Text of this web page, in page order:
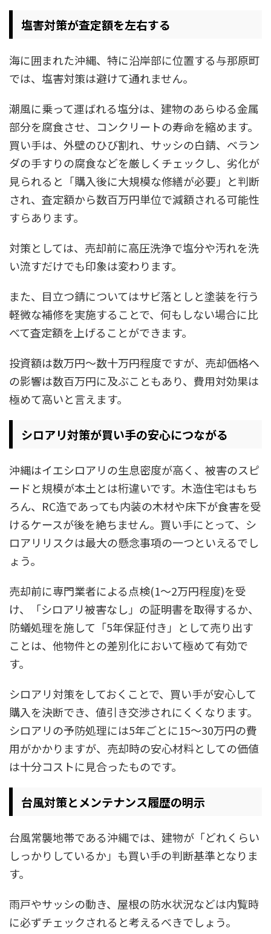
塩害対策が査定額を左右する
海に囲まれた沖縄、特に沿岸部に位置する与那原町
では、塩害対策は避けて通れません。
潮風に乗って運ばれる塩分は、建物のあらゆる金属
部分を腐食させ、コンクリートの寿命を縮めます。
買い手は、外壁のひび割れ、サッシの白錆、ベラン
ダの手すりの腐食などを厳しくチェックし、劣化が
見られると「購入後に大規模な修繕が必要」と判断
され、査定額から数百万円単位で減額される可能性
すらあります。​
対策としては、売却前に高圧洗浄で塩分や汚れを洗
い流すだけでも印象は変わります。
また、目立つ錆についてはサビ落としと塗装を行う
軽微な補修を実施することで、何もしない場合に比
べて査定額を上げることができます。
投資額は数万円〜数十万円程度ですが、売却価格へ
の影響は数百万円に及ぶこともあり、費用対効果は
極めて高いと言えます。​
シロアリ対策が買い手の安心につながる
沖縄はイエシロアリの生息密度が高く、被害のスピ
ードと規模が本土とは桁違いです。木造住宅はもち
ろん、RC造であっても内装の木材や床下が食害を受
けるケースが後を絶ちません。買い手にとって、シ
ロアリリスクは最大の懸念事項の一つといえるでし
ょう。​
売却前に専門業者による点検(1〜2万円程度)を受
け、「シロアリ被害なし」の証明書を取得するか、
防蟻処理を施して「5年保証付き」として売り出す
ことは、他物件との差別化において極めて有効で
す。
シロアリ対策をしておくことで、買い手が安心して
購入を決断でき、値引き交渉されにくくなります。
シロアリの予防処理には5年ごとに15〜30万円の費
用がかかりますが、売却時の安心材料としての価値
は十分コストに見合ったものです。​
台風対策とメンテナンス履歴の明示
台風常襲地帯である沖縄では、建物が「どれくらい
しっかりしているか」も買い手の判断基準となりま
す。
雨戸やサッシの動き、屋根の防水状況などは内覧時
に必ずチェックされると考えるべきでしょう。